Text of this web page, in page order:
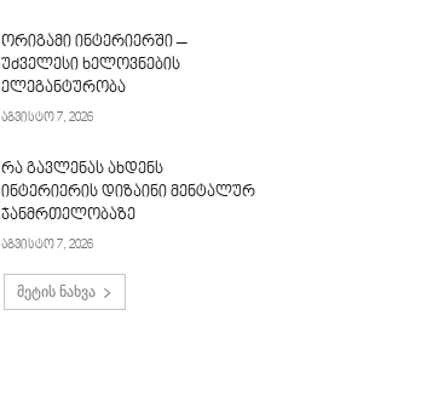
ორიგამი ინტერიერში –
უძველესი ხელოვნების
ელეგანტურობა
აგვისტო 7, 2026
რა გავლენას ახდენს
ინტერიერის დიზაინი მენტალურ
ჯანმრთელობაზე
აგვისტო 7, 2026
მეტის ნახვა